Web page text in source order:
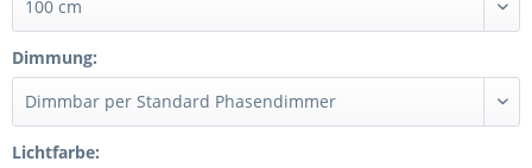
Dimmung:
Lichtfarbe: